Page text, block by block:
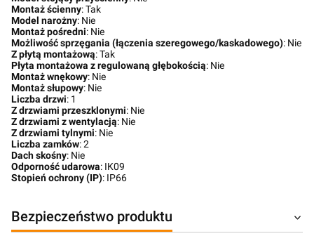
Montaż ścienny: Tak
Model narożny: Nie
Montaż pośredni: Nie
Możliwość sprzęgania (łączenia szeregowego/kaskadowego): Nie
Z płytą montażową: Tak
Płyta montażowa z regulowaną głębokością: Nie
Montaż wnękowy: Nie
Montaż słupowy: Nie
Liczba drzwi: 1
Z drzwiami przeszklonymi: Nie
Z drzwiami z wentylacją: Nie
Z drzwiami tylnymi: Nie
Liczba zamków: 2
Dach skośny: Nie
Odporność udarowa: IK09
Stopień ochrony (IP): IP66
Bezpieczeństwo produktu